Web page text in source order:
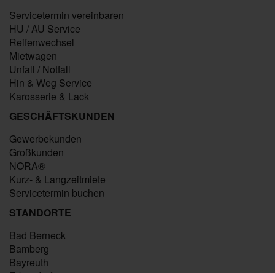
Servicetermin vereinbaren
HU / AU Service
Reifenwechsel
Mietwagen
Unfall / Notfall
Hin & Weg Service
Karosserie & Lack
GESCHÄFTSKUNDEN
Gewerbekunden
Großkunden
NORA®
Kurz- & Langzeitmiete
Servicetermin buchen
STANDORTE
Bad Berneck
Bamberg
Bayreuth